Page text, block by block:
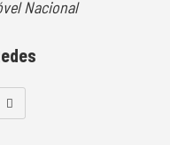
Nacional